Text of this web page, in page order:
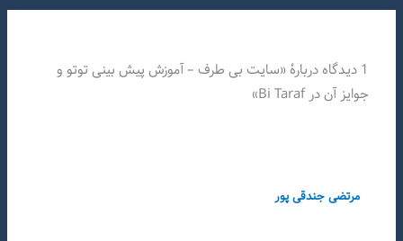
1 دیدگاه دربارهٔ «سایت بی طرف – آموزش پیش بینی توتو و
جوایز آن در Bi Taraf»
مرتضی جندقی پور